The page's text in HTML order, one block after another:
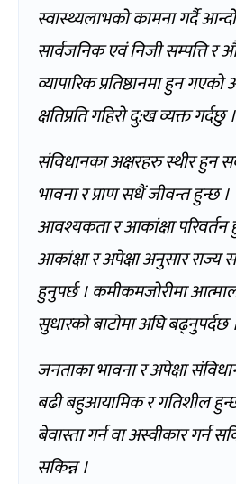
स्वास्थ्यलाभको कामना गर्दै
सार्वजनिक एवं निजी सम्पत्ति र
व्यापारिक प्रतिष्ठानमा हुन
क्षतिप्रति गहिरो दु:ख व्यक्त गर्दछु ।
संविधानका अक्षरहरु स्थीर हुन
भावना र प्राण सधैं जीवन्त
आवश्यकता र आकांक्षा
आकांक्षा र अपेक्षा अनुसार राज्य
हुनुपर्छ । कमीकमजोरीमा
सुधारको बाटोमा अघि बढ्नुपर्दछ
जनताका भावना र अपेक्षा
बढी बहुआयामिक र गतिशील
बेवास्ता गर्न वा अस्वीकार गर्न
सकिन्न ।